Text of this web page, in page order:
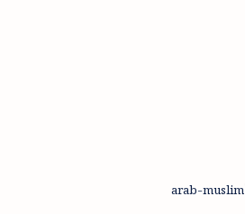
arab-muslim